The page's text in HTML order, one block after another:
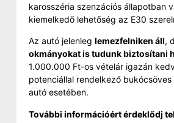
karosszéria szenzációs állapotban
kiemelkedő lehetőség az E30
Az autó jelenleg lemezfelniken áll,
okmányokat is tudunk biztosítani
1.000.000 Ft-os vételár igazán
potenciállal rendelkező
autó esetében.
További információért érdeklődj